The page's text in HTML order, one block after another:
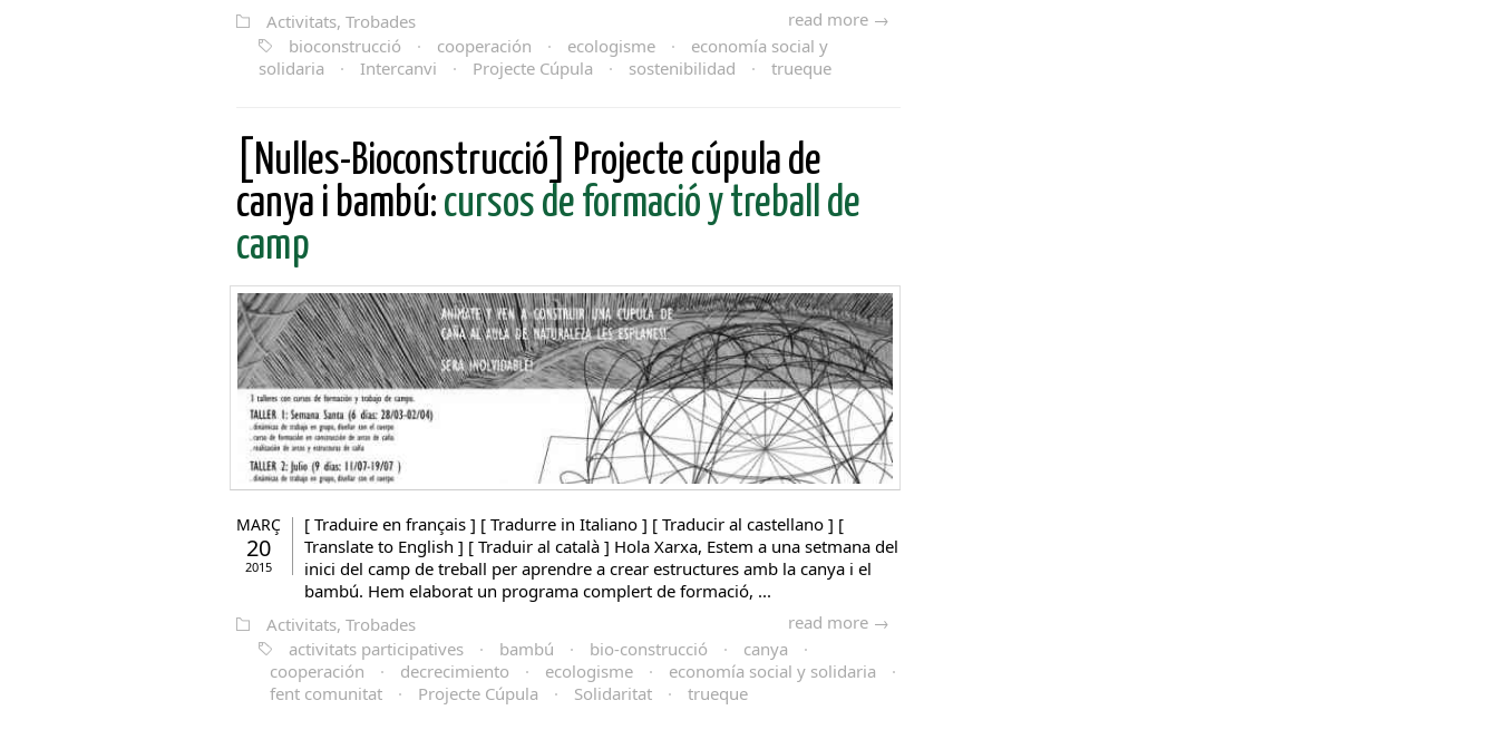
read more →
Activitats, Trobades
bioconstrucció
· cooperación · ecologisme ·
economía social y
solidaria
· Intercanvi · Projecte Cúpula · sostenibilidad · trueque
[Nulles-Bioconstrucció] Projecte cúpula de
canya i bambú: cursos de formació y treball de
camp
MARÇ
20
2015
[ Traduire en français ] [ Tradurre in Italiano ] [ Traducir al castellano ] [
Translate to English ] [ Traduir al català ] Hola Xarxa, Estem a una setmana del
inici del camp de treball per aprendre a crear estructures amb la canya i el
bambú. Hem elaborat un programa complert de formació, ...
read more →
Activitats, Trobades
activitats participatives
· bambú · bio-construcció · canya
·
cooperación
· decrecimiento · ecologisme · economía social y solidaria
·
fent comunitat
· Projecte Cúpula · Solidaritat · trueque